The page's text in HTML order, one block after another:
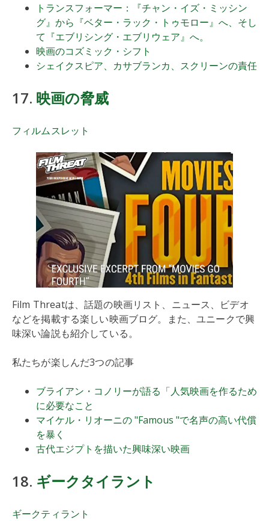
トランスフォーマー：『チャン・イズ・ミッシン
グ』から『ベター・ラック・トゥモロー』へ、そし
て『エブリシング・エブリウェア』へ。
映画のコズミック・シフト
シェイクスピア、カサブランカ、スクリーンの責任
17. 映画の脅威
フィルムスレット
Film Threatは、話題の映画リスト、ニュース、ビデオ
などを掲載する楽しい映画ブログ。また、ユニークで興
味深い論説も紹介している。
私たちが楽しんだ3つの記事
ブライアン・コノリーが語る「人気映画を作るため
に必要なこと
マイケル・リオーニの "Famous "で名声の高い代償
を暴く
古代エジプトを描いた興味深い映画
18. ギークタイラント
ギークティラント